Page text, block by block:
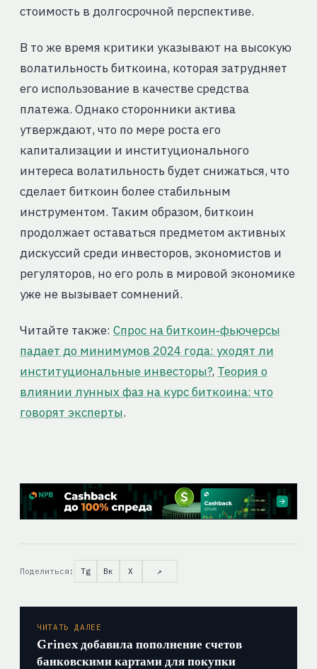
стоимость в долгосрочной перспективе.
В то же время критики указывают на высокую
волатильность биткоина, которая затрудняет
его использование в качестве средства
платежа. Однако сторонники актива
утверждают, что по мере роста его
капитализации и институционального
интереса волатильность будет снижаться, что
сделает биткоин более стабильным
инструментом. Таким образом, биткоин
продолжает оставаться предметом активных
дискуссий среди инвесторов, экономистов и
регуляторов, но его роль в мировой экономике
уже не вызывает сомнений.
Читайте также: Спрос на биткоин‑фьючерсы
падает до минимумов 2024 года: уходят ли
институциональные инвесторы?, Теория о
влиянии лунных фаз на курс биткоина: что
говорят эксперты.
Поделиться: Tg Вк X ↗
ЧИТАТЬ ДАЛЕЕ
Grinex добавила пополнение счетов
банковскими картами для покупки